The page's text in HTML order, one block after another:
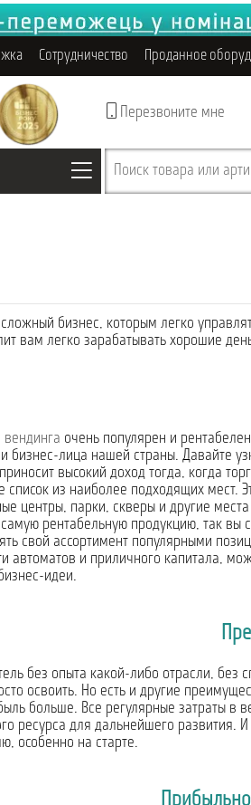
Сотрудничество Проданное
Перезвоните мне
Поиск товара или
бизнес, которым легко
вам легко зарабатывать хорошие
очень популярен и
бизнес-лица нашей страны. Давайте
высокий доход тогда, когда
список из наиболее подходящих
центры, парки, скверы и другие
рентабельную продукцию, так
свой ассортимент популярными
автоматов и приличного капитала,
идеи.
без опыта какой-либо отрасли,
освоить. Но есть и другие
больше. Все регулярные затраты в
ресурса для дальнейшего
особенно на старте.